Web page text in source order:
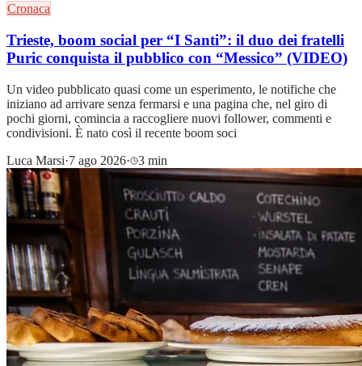
Cronaca
Trieste, boom social per “I Santi”: il duo dei fratelli
Puric conquista il pubblico con “Messico” (VIDEO)
Un video pubblicato quasi come un esperimento, le notifiche che
iniziano ad arrivare senza fermarsi e una pagina che, nel giro di
pochi giorni, comincia a raccogliere nuovi follower, commenti e
condivisioni. È nato così il recente boom soci
Luca Marsi·7 ago 2026· 3 min